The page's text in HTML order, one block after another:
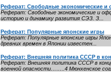
Реферат: Свободные экономические
Реферат: Свободные экономические и
историю и динамику развития СЭЗ. З...
Реферат: Популярные японские игры
Реферат: Популярные японские игры
древних времен в Японии известен...
Реферат: Внешняя политика СССР в
Реферат: Внешняя политика СССР в
военной опасности……..4 Мюнхенское